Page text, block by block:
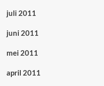
juli 2011
juni 2011
mei 2011
april 2011